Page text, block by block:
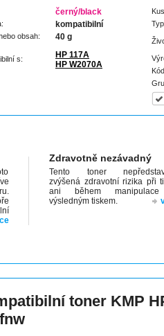
černý/black
kompatibilní
obsah: 40 g
s:
HP 117A
HP W2070A
Zdravotně nezávadný
Tento toner
zvýšená zdravotní rizika při
ani během
výsledným tiskem.
toner KMP